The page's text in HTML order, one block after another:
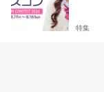
特集